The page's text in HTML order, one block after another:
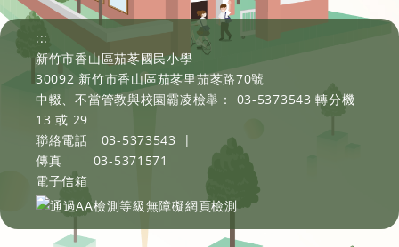
:::
新竹市香山區茄苳國民小學
30092 新竹市香山區茄苳里茄苳路70號
中輟、不當管教與校園霸凌檢舉： 03-5373543 轉分機
13 或 29
聯絡電話
03-5373543
|
傳真
03-5371571
電子信箱